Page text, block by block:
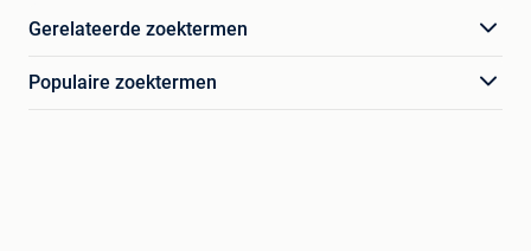
Gerelateerde zoektermen
Populaire zoektermen